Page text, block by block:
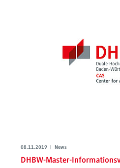
08.11.2019 | News
DHBW-Master-